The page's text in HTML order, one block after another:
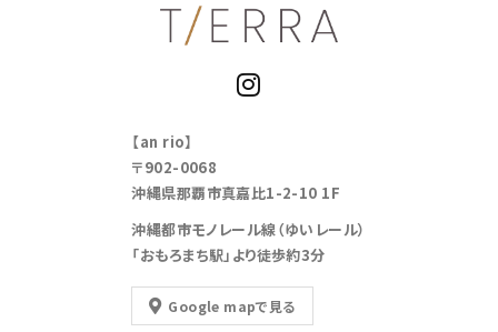
【an rio】
〒902-0068
沖縄県那覇市真嘉比1-2-10 1F
沖縄都市モノレール線（ゆいレール）
「おもろまち駅」より徒歩約3分
Google mapで見る